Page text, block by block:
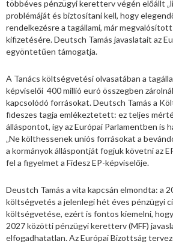
többéves pénzügyi keretterv végén előállt
problémáját és biztosítani kell, hogy
rendelkezésre a tagállami, már
kifizetésére. Deutsch Tamás javaslatait az
egyöntetűen támogatja.
A Tanács költségvetési olvasatában a
képviselői 400 millió euró összegben
kapcsolódó forrásokat. Deutsch Tamás a
fideszes tagja emlékeztetett: ez teljes
álláspontot, így az Európai Parlamentben is
„Ne költhessenek uniós forrásokat a
a kormányok álláspontját fogjuk követni az
fel a figyelmet a Fidesz EP-képviselője.
Deustch Tamás a vita kapcsán elmondta: a
költségvetés a jelenlegi hét éves pénzügyi
költségvetése, ezért is fontos kiemelni,
2027 közötti pénzügyi keretterv (MFF)
elfogadhatatlan. Az Európai Bizottság